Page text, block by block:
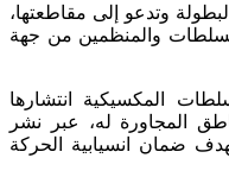
وتدعو إلى مقاطعتها،
والمنظمين من جهة
المكسيكية انتشارها
المجاورة له، عبر نشر
ضمان انسيابية الحركة